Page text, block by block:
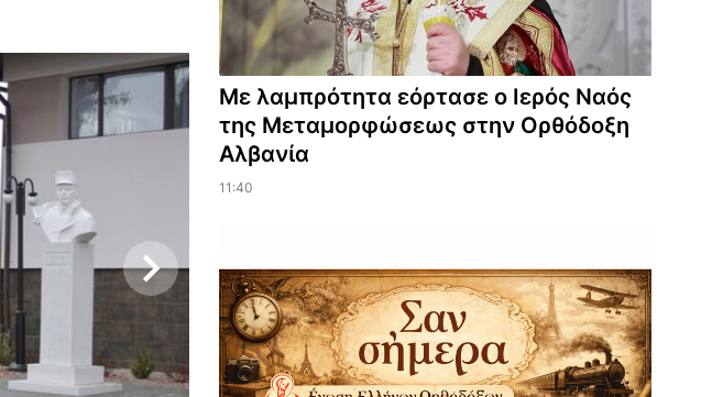
Με λαμπρότητα εόρτασε ο Ιερός Ναός
της Μεταμορφώσεως στην Ορθόδοξη
Αλβανία
11:40